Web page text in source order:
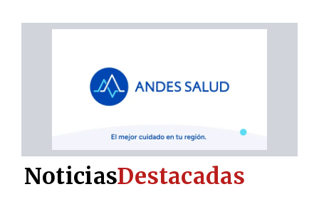
NoticiasDestacadas